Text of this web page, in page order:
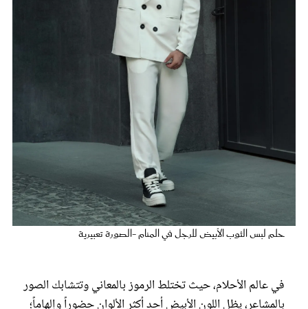
حلم لبس الثوب الأبيض للرجل في المنام -الصورة تعبيرية
في عالم الأحلام، حيث تختلط الرموز بالمعاني وتتشابك الصور
بالمشاعر، يظل اللون الأبيض أحد أكثر الألوان حضوراً وإلهاماً؛
مجلة سيدتي